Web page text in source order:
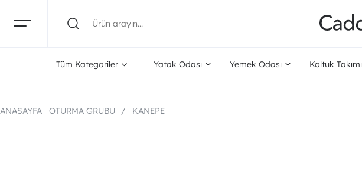
Tüm Kategoriler Yatak Odası Yemek Odası Koltuk Takımı
ANASAYFA OTURMA GRUBU KANEPE